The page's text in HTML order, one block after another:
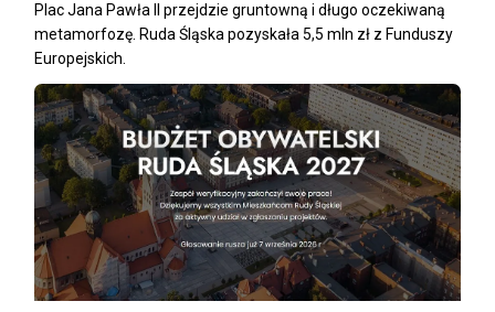
Plac Jana Pawła II przejdzie gruntowną i długo oczekiwaną
metamorfozę. Ruda Śląska pozyskała 5,5 mln zł z Funduszy
Europejskich.